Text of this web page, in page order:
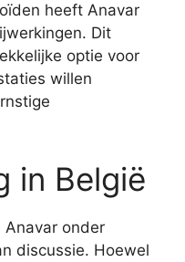
heeft Anavar
Dit
optie voor
willen
in België
Anavar onder
discussie. Hoewel